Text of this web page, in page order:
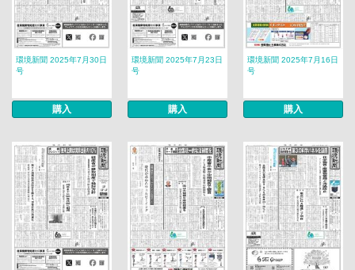
環境新聞 2025年7月30日
号
購入
環境新聞 2025年7月23日
号
購入
環境新聞 2025年7月16日
号
購入